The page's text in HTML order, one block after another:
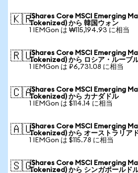
🇰🇷iShares Core MSCI Emerging
Tokenized) から 韓国ウォン
1 IEMGon は ₩115,194.93 に相当
🇷🇺iShares Core MSCI Emerging
Tokenized) から ロシア・ルーブ
1 IEMGon は ₽6,731.08 に相当
🇨🇦iShares Core MSCI Emerging
Tokenized) から カナダドル
1 IEMGon は $114.14 に相当
🇦🇺iShares Core MSCI Emerging
Tokenized) から オーストラリア
1 IEMGon は $115.78 に相当
🇸🇬iShares Core MSCI Emerging
Tokenized) から シンガポールド